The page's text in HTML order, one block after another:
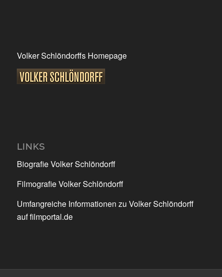
Volker Schlöndorffs Homepage
LINKS
Biografie Volker Schlöndorff
Filmografie Volker Schlöndorff
Umfangreiche Informationen zu Volker Schlöndorff
auf filmportal.de